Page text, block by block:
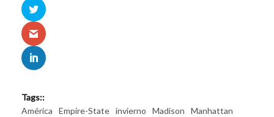
Tags::
América
Empire-State invierno Madison
Manhattan